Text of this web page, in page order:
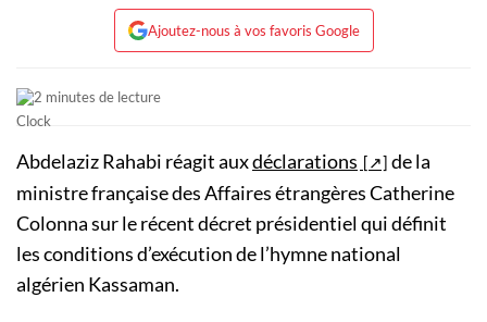
Ajoutez-nous à vos favoris Google
2 minutes de lecture
Abdelaziz Rahabi réagit auxdéclarations
de la
ministre française des Affaires étrangères Catherine
Colonna sur le récent décret présidentiel qui définit
les conditions d’exécution de l’hymne national
algérien Kassaman.